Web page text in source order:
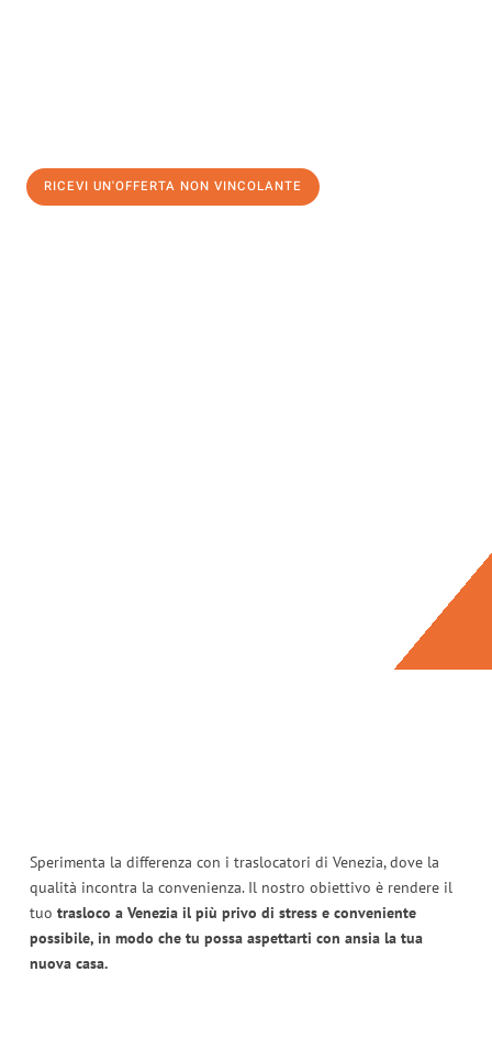
RICEVI UN'OFFERTA NON VINCOLANTE
Sperimenta la differenza con i traslocatori di Venezia, dove la
qualità incontra la convenienza. Il nostro obiettivo è rendere il
tuo trasloco a Venezia il più privo di stress e conveniente
possibile, in modo che tu possa aspettarti con ansia la tua
nuova casa.